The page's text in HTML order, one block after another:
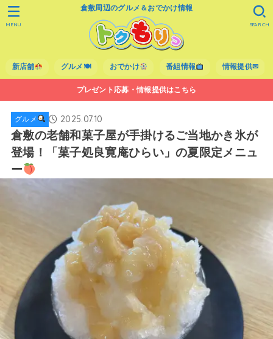
倉敷周辺のグルメ＆おでかけ情報
新店舗 グルメ🍽 おでかけ 番組情報 情報提供✉
SEARCH
MENU
プレゼント応募・情報提供はこちら
グルメ 2025.07.10
倉敷の老舗和菓子屋が手掛けるご当地かき氷が
登場！「菓子処良寛庵ひらい」の夏限定メニュ
ー